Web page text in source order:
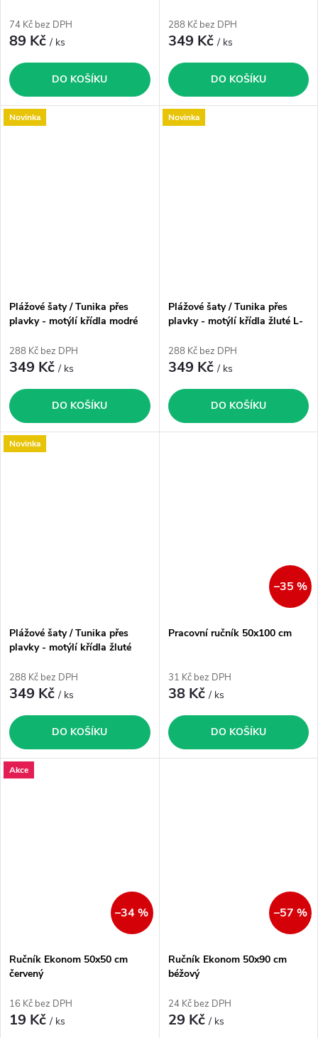
74 Kč bez DPH
89 Kč/ ks
DO KOŠÍKU
288 Kč bez DPH
349 Kč/ ks
DO KOŠÍKU
Novinka
Plážové šaty / Tunika přes
plavky - motýlí křídla modré
288 Kč bez DPH
349 Kč/ ks
DO KOŠÍKU
Novinka
Plážové šaty / Tunika přes
plavky - motýlí křídla žluté L-
288 Kč bez DPH
349 Kč/ ks
DO KOŠÍKU
Novinka
Plážové šaty / Tunika přes
plavky - motýlí křídla žluté
288 Kč bez DPH
349 Kč/ ks
DO KOŠÍKU
–35 %
Pracovní ručník 50x100 cm
31 Kč bez DPH
38 Kč/ ks
DO KOŠÍKU
Akce
–34 %
Ručník Ekonom 50x50 cm
červený
16 Kč bez DPH
19 Kč/ ks
–57 %
Ručník Ekonom 50x90 cm
béžový
24 Kč bez DPH
29 Kč/ ks